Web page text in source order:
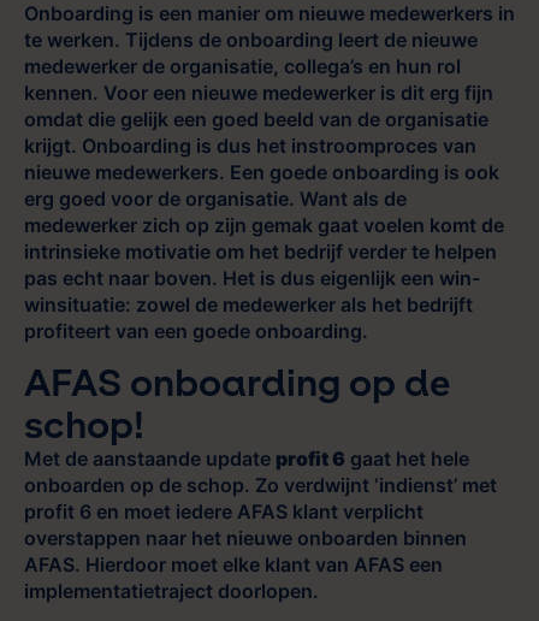
Onboarding is een manier om nieuwe medewerkers in
te werken. Tijdens de onboarding leert de nieuwe
medewerker de organisatie, collega’s en hun rol
kennen. Voor een nieuwe medewerker is dit erg fijn
omdat die gelijk een goed beeld van de organisatie
krijgt. Onboarding is dus het instroomproces van
nieuwe medewerkers. Een goede onboarding is ook
erg goed voor de organisatie. Want als de
medewerker zich op zijn gemak gaat voelen komt de
intrinsieke motivatie om het bedrijf verder te helpen
pas echt naar boven. Het is dus eigenlijk een win-
winsituatie: zowel de medewerker als het bedrijft
profiteert van een goede onboarding.
AFAS onboarding op de
schop!
Met de aanstaande update profit 6 gaat het hele
onboarden op de schop. Zo verdwijnt ‘indienst’ met
profit 6 en moet iedere AFAS klant verplicht
overstappen naar het nieuwe onboarden binnen
AFAS. Hierdoor moet elke klant van AFAS een
implementatietraject doorlopen.